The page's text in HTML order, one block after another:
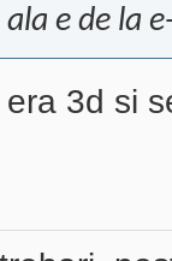
e de la
3d si